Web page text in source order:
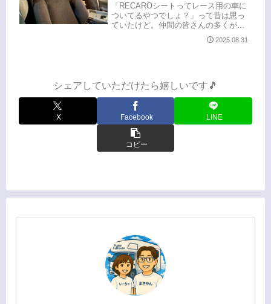
「RECAROシートってレース用の車に
ついてるやつでしょ？」って昔は思っ
ていたけど。仲間の皆さんの多くが
RECAROやBRIDを付けていたので、
「なんでだろ？」って思って聞いてみ
2025.08.31
シェアしていただけたら嬉しいです🎵
X Facebook LINE
コピー